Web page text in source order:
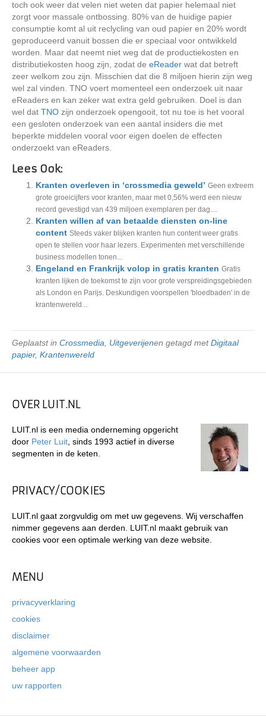
toch ook weer dat velen niet weten dat papier helemaal niet
zorgt voor massale ontbossing. 80% van de huidige papier
consumptie komt al uit reclycling van oud papier en 20% wordt
geproduceerd vanuit bossen die er speciaal voor ontwikkeld
worden. Maar dat neemt niet weg dat de productiekosten en
distributiekosten hoog zijn, zodat de eReader wat dat betreft
zeer welkom zou zijn. Misschien dat die 8 miljoen hierin zijn weg
wel zal vinden. TNO voert momenteel een onderzoek uit naar
eReaders en kan zeker wat extra geld gebruiken. Doel is dan
wel dat TNO zijn onderzoek opengooit, tot nu toe is het vooral
een gesloten onderzoek van een aantal insiders die met
beperkte middelen vooral voor eigen doelen de effecten
onderzoekt van eReaders.
Lees Ook:
Kranten overleven in ‘crossmedia geweld’ Geen extreem
grote groeicijfers voor kranten, maar met 0,56% werd een nieuw
record gevestigd van 439 miljoen exemplaren per dag....
Kranten willen af van betaalde diensten on-line
content Steeds vaker blijken kranten hun content weer gratis
open te stellen voor haar lezers. Experimenten met verschillende
business modellen tonen...
Engeland en Frankrijk volop in gratis kranten Gratis
kranten lijken de toekomst te zijn voor grote verspreidingsgebieden
als London en Parijs. Deskundigen voorspellen 'bloedbaden' in de
krantenwereld...
Geplaatst in Crossmedia Uitgeverijenen getagd metDigitaal
papier, Krantenwereld
OVER LUIT.NL
LUIT.nl is een media onderneming opgericht
door Peter Luit , sinds 1993 actief in diverse
segmenten in de keten.
PRIVACY/COOKIES
LUIT.nl gaat zorgvuldig om met uw gegevens. Wij verschaffen
nimmer gegevens aan derden. LUIT.nl maakt gebruik van
cookies voor een optimale werking van deze website.
MENU
privacyverklaring
cookies
disclaimer
algemene voorwaarden
beheer app
uw rapporten